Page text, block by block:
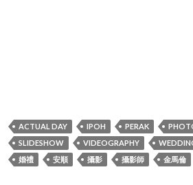
ACTUAL DAY IPOH PERAK
SLIDESHOW
VIDEOGRAPHY
婚禮
安順 攝影 攝影師 金馬倫